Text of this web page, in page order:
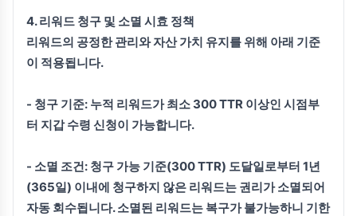
4. 리워드 청구 및 소멸 시효 정책
리워드의 공정한 관리와 자산 가치 유지를 위해 아래 기준
이 적용됩니다.
- 청구 기준: 누적 리워드가 최소 300 TTR 이상인 시점부
터 지갑 수령 신청이 가능합니다.
- 소멸 조건: 청구 가능 기준(300 TTR) 도달일로부터 1년
(365일) 이내에 청구하지 않은 리워드는 권리가 소멸되어
자동 회수됩니다. 소멸된 리워드는 복구가 불가능하니 기한